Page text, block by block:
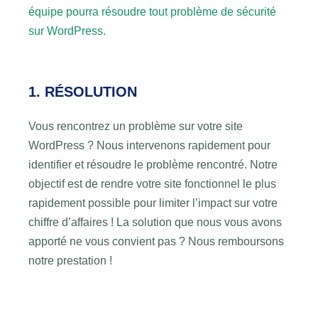
équipe pourra résoudre tout problème de sécurité
sur WordPress.
1. RÉSOLUTION
Vous rencontrez un problème sur votre site
WordPress ? Nous intervenons rapidement pour
identifier et résoudre le problème rencontré. Notre
objectif est de rendre votre site fonctionnel le plus
rapidement possible pour limiter l’impact sur votre
chiffre d’affaires ! La solution que nous vous avons
apporté ne vous convient pas ? Nous remboursons
notre prestation !